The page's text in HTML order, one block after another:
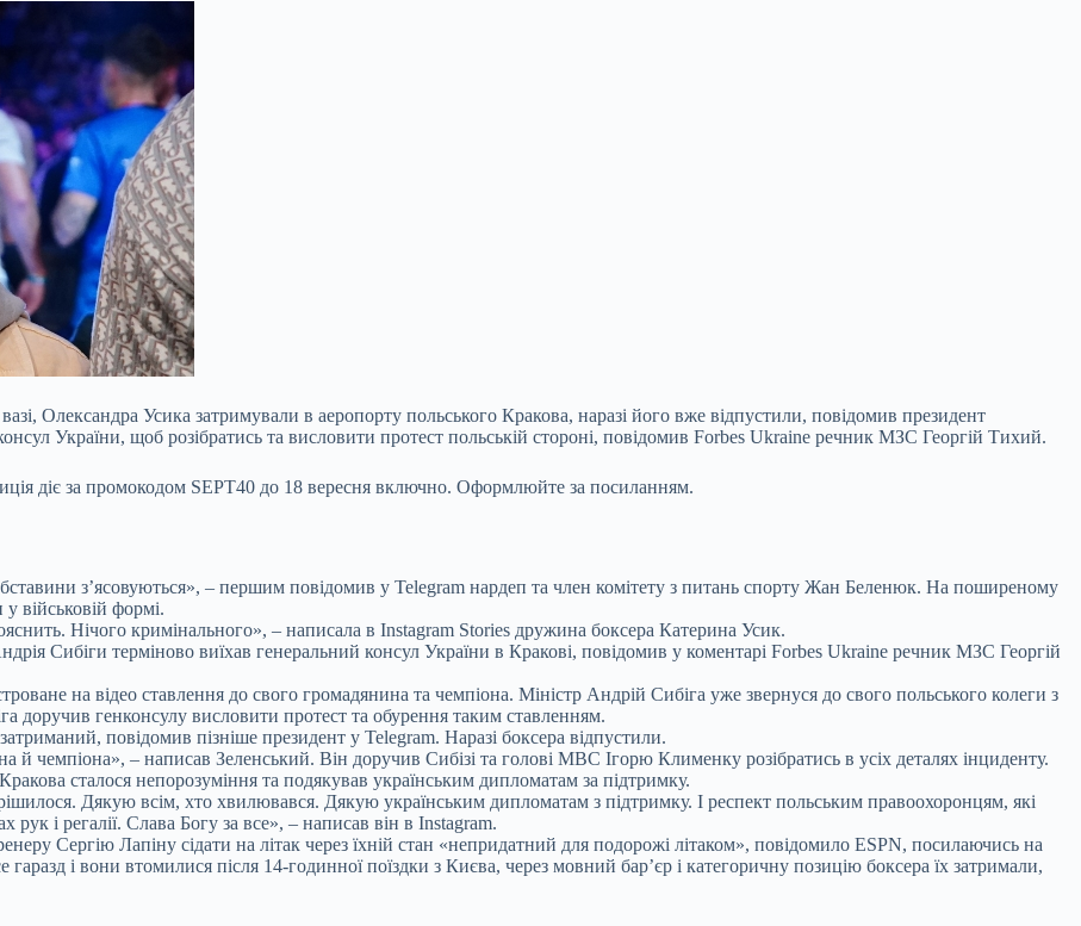
Олександра Усика затримували в аеропорту польського Кракова, наразі його вже відпустили, повідомив президент
України, щоб розібратись та висловити протест польській стороні, повідомив Forbes Ukraine речник МЗС Георгій Тихий.
діє за промокодом SEPT40 до 18 вересня включно. Оформлюйте за посиланням.
зʼясовуються», – першим повідомив у Telegram нардеп та член комітету з питань спорту Жан Беленюк. На поширеному
військовій формі.
Нічого кримінального», – написала в Instagram Stories дружина боксера Катерина Усик.
Сибіги терміново виїхав генеральний консул України в Кракові, повідомив у коментарі Forbes Ukraine речник МЗС Георгій
на відео ставлення до свого громадянина та чемпіона. Міністр Андрій Сибіга уже звернуся до свого польського колеги з
доручив генконсулу висловити протест та обурення таким ставленням.
повідомив пізніше президент у Telegram. Наразі боксера відпустили.
чемпіона», – написав Зеленський. Він доручив Сибізі та голові МВС Ігорю Клименку розібратись в усіх деталях інциденту.
сталося непорозуміння та подякував українським дипломатам за підтримку.
Дякую всім, хто хвилювався. Дякую українським дипломатам з підтримку. І респект польським правоохоронцям, які
рук і регалії. Слава Богу за все», – написав він в Instagram.
Сергію Лапіну сідати на літак через їхній стан «непридатний для подорожі літаком», повідомило ESPN, посилаючись на
і вони втомилися після 14-годинної поїздки з Києва, через мовний барʼєр і категоричну позицію боксера їх затримали,